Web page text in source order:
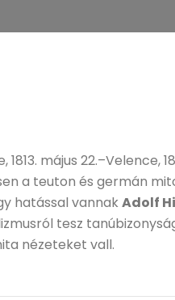
1813. május 22.–Velence,
a teuton és germán
hatással vannakAdolf
tesz
nézeteket vall.